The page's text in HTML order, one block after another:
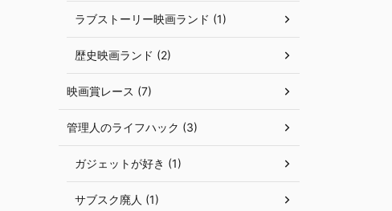
ラブストーリー映画ランド (1)
歴史映画ランド (2)
映画賞レース (7)
管理人のライフハック (3)
ガジェットが好き (1)
サブスク廃人 (1)